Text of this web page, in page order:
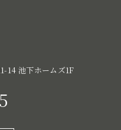
14 池下ホームズ1F